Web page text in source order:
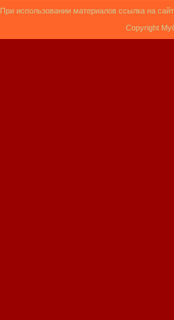
При использовании материалов ссылка на
Copyright